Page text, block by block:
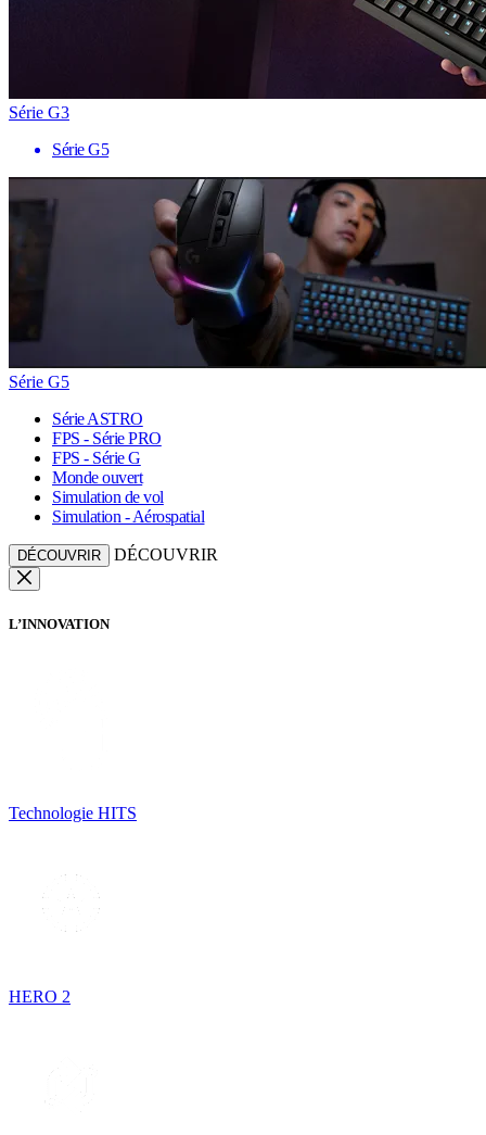
Série G3
Série G5
Série G5
Série ASTRO
FPS - Série PRO
FPS - Série G
Monde ouvert
Simulation de vol
Simulation - Aérospatial
DÉCOUVRIR DÉCOUVRIR
L’INNOVATION
Technologie HITS
HERO 2